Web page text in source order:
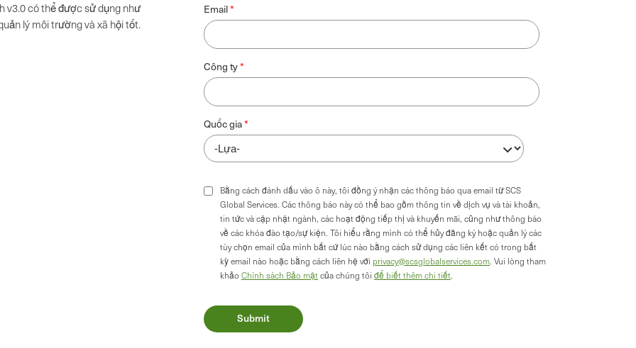
v3.0 có thể được sử dụng như
lý môi trường và xã hội tốt.
Email
Công ty
Quốc gia
Bằng cách đánh dấu vào ô này, tôi đồng ý nhận các thông báo qua email từ SCS
Global Services. Các thông báo này có thể bao gồm thông tin về dịch vụ và tài khoản,
tin tức và cập nhật ngành, các hoạt động tiếp thị và khuyến mãi, cũng như thông báo
về các khóa đào tạo/sự kiện. Tôi hiểu rằng mình có thể hủy đăng ký hoặc quản lý các
tùy chọn email của mình bất cứ lúc nào bằng cách sử dụng các liên kết có trong bất
kỳ email nào hoặc bằng cách liên hệ với privacy@scsglobalservices.com . Vui lòng tham
khảo Chính sách Bảo mậtcủa chúng tôi để biết thêm chi tiết